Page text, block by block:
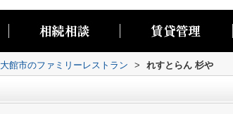
大館市のファミリーレストラン > れすとらん 杉や